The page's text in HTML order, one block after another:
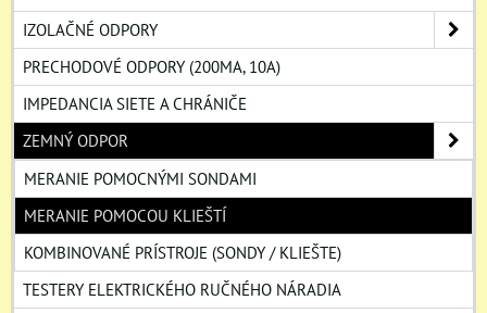
IZOLAČNÉ ODPORY
PRECHODOVÉ ODPORY (200MA, 10A)
IMPEDANCIA SIETE A CHRÁNIČE
ZEMNÝ ODPOR
MERANIE POMOCNÝMI SONDAMI
MERANIE POMOCOU KLIEŠTÍ
KOMBINOVANÉ PRÍSTROJE (SONDY / KLIEŠTE)
TESTERY ELEKTRICKÉHO RUČNÉHO NÁRADIA